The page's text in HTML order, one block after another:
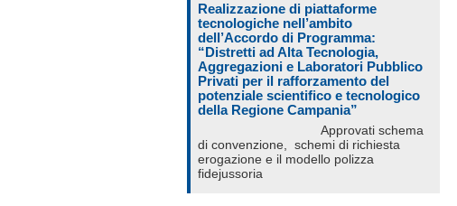
Realizzazione di piattaforme
tecnologiche nell’ambito
dell’Accordo di Programma:
“Distretti ad Alta Tecnologia,
Aggregazioni e Laboratori Pubblico
Privati per il rafforzamento del
potenziale scientifico e tecnologico
della Regione Campania”
Approvati schema
di convenzione, schemi di richiesta
erogazione e il modello polizza
fidejussoria